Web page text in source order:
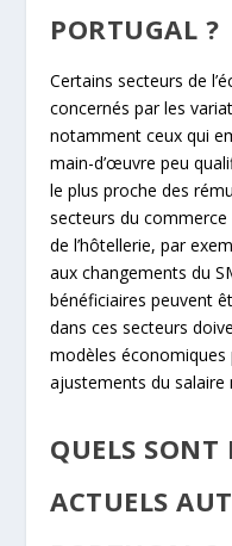
PORTUGAL ?
Certains secteurs de
concernés par les
notamment ceux qui
main-d’œuvre peu
le plus proche des
secteurs du
de l’hôtellerie, par
aux changements du
bénéficiaires peuvent
dans ces secteurs
modèles
ajustements du salaire
QUELS SONT
ACTUELS